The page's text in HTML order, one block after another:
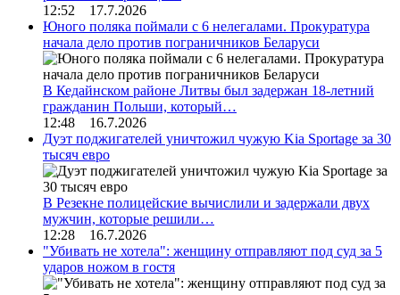
12:52 17.7.2026
Юного поляка поймали с 6 нелегалами. Прокуратура
начала дело против пограничников Беларуси
В Кедайнском районе Литвы был задержан 18-летний
гражданин Польши, который…
12:48 16.7.2026
Дуэт поджигателей уничтожил чужую Kia Sportage за 30
тысяч евро
В Резекне полицейские вычислили и задержали двух
мужчин, которые решили…
12:28 16.7.2026
"Убивать не хотела": женщину отправляют под суд за 5
ударов ножом в гостя